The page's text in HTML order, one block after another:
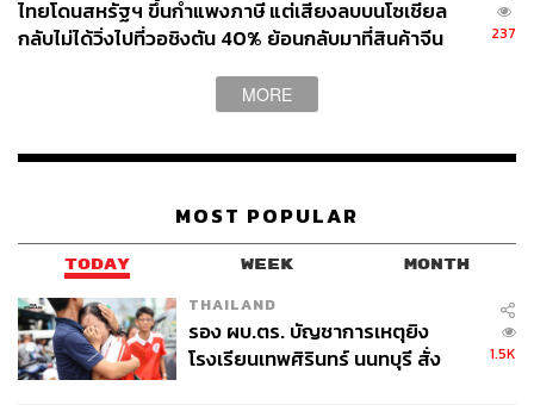
คาดพ.ร.ก.กู้เงินฯ กระตุ้น GDP ไทยได้ 0.4% ในปีนี้
ดนุชาเปิดเผยอีกว่า คาดการณ์ GDP ปีนี้ได้รวม ผลจาก
สมมติฐานปัจจุบันคาดว่า จะมีเม็ดเงินประมาณ 170,000 –
200,000 ล้านบาท ถูกอัดฉีดเข้าสู่ระบบเศรษฐกิจภายในปีนี้
ซึ่งประเมินว่าจะส่งผลให้เศรษฐกิจ (GDP) โตเพิ่มขึ้นได้
ประมาณ 0.4%
ดนุชากล่าวต่อว่า เม็ดเงินส่วนนี้น่าจะเข้าไปช่วยให้ประชาชน
ไทยโดนสหรัฐฯ ขึ้นกำแพงภาษี แต่เสียงลบบนโซเชียล
กลับไม่ได้วิ่งไปที่วอชิงตัน 40% ย้อนกลับมาที่สินค้าจีน
237
MORE
MOST POPULAR
TODAY WEEK MONTH
THAILAND
รอง ผบ.ตร. บัญชาการเหตุยิง
โรงเรียนเทพศิรินทร์ นนทบุรี สั่ง
1.5K